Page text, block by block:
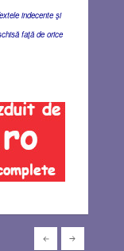
indecente şi
faţă de orice